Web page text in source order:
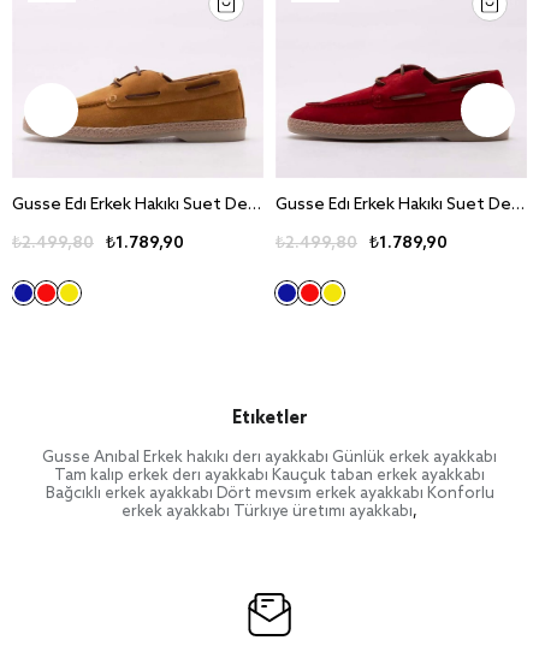
Gusse Edi Erkek Hakiki Suet Deri Casual Ayakkabi 6481
₺1.789,90
₺2.499,80
Gusse Edi Erkek Hakiki Suet Deri Casual Ayakkabi 6481
₺1.789,90
₺2.499,80
Etiketler
Gusse Anibal Erkek hakiki deri ayakkabı Günlük erkek ayakkabı
Tam kalıp erkek deri ayakkabı Kauçuk taban erkek ayakkabı
Bağcıklı erkek ayakkabı Dört mevsim erkek ayakkabı Konforlu
erkek ayakkabı Türkiye üretimi ayakkabı,